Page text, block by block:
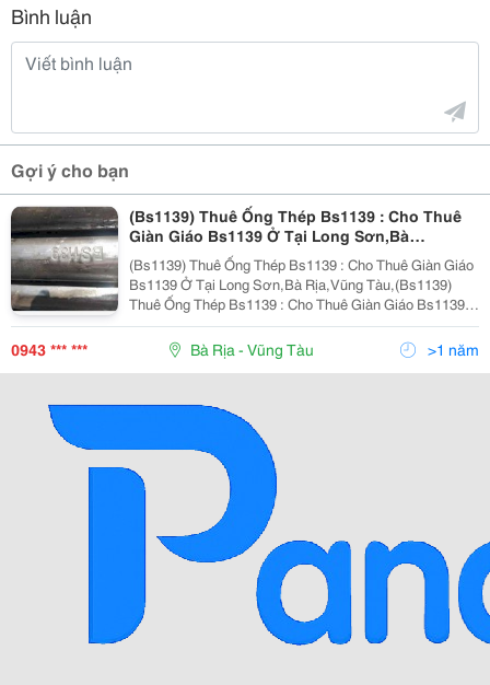
Bình luận
Gợi ý cho bạn
(Bs1139) Thuê Ống Thép Bs1139 : Cho Thuê
Giàn Giáo Bs1139 Ở Tại Long Sơn,Bà
Rịa,Vũng Tàu
(Bs1139) Thuê Ống Thép Bs1139 : Cho Thuê Giàn Giáo
Bs1139 Ở Tại Long Sơn,Bà Rịa,Vũng Tàu,(Bs1139)
Thuê Ống Thép Bs1139 : Cho Thuê Giàn Giáo Bs1139
Ở Tại Long Sơn,Bà Rịa,Vũng Tàu,(Bs1139) Thuê Ống
Thép Bs1139 : Cho Thuê Giàn Giáo Bs1139 Ở Tại
0943 *** *** Bà Rịa - Vũng Tàu >1 năm